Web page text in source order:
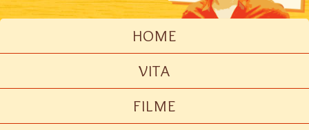
HOME
VITA
FILME